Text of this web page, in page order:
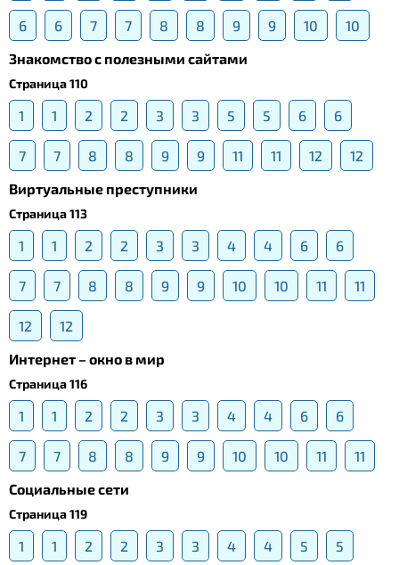
6 6 7 7 8 8 9 9 10
10
Знакомство с полезными сайтами
Страница 110
1 1 2 2 3 3 5 5 6 6
7 7 8 8 9 9 11 11 12
12
Виртуальные преступники
Страница 113
1 1 2 2 3 3 4 4 6 6
7 7 8 8 9 9 10 10 11 11
12
12
Интернет – окно в мир
Страница 116
1 1 2 2 3 3 4 4 6 6
7 7 8 8 9 9 10 10 11
11
Социальные сети
Страница 119
1 1 2 2 3 3 4 4 5 5